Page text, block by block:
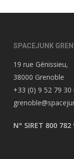
SPACEJUNK
19 rue Génissieu,
38000 Grenoble
+33 (0) 9 52 79 30
N° SIRET 800